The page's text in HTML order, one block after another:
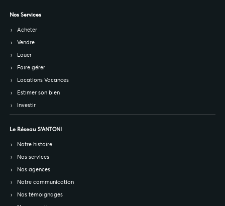
Nos Services
Acheter
Vendre
Louer
Faire gérer
Locations Vacances
Estimer son bien
Investir
Le Réseau S’ANTONI
Notre histoire
Nos services
Nos agences
Notre communication
Nos témoignages